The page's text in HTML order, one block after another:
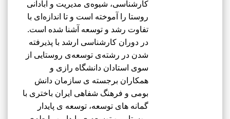
کارشناسی، شیوه‌ی مدیریت و آبادانی
روستا را آموخته است و تا اندازه‌ای با
تفاوت رشد و توسعه آشنا شده است.
در دوران کارشناسی ارشد با پذیرفته
شدن در رشته‌ی توسعه‌ی روستایی از
سوی استادان دانشگاه رازی و
همکاران برجسته ی سازمان دانش
بومی و فرهنگ شفاهی ایران باختری با
گمانه های توسعه، توسعه ی پایدار